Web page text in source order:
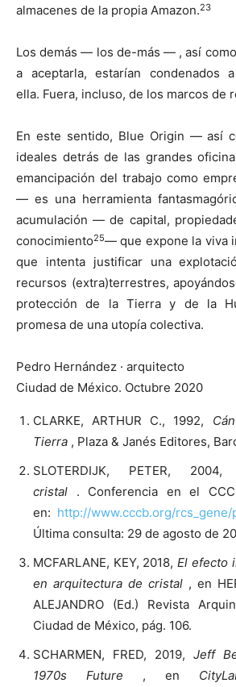
almacenes de la propia Amazon.23
Los demás — los de-más — , así
a aceptarla, estarían condenados
ella. Fuera, incluso, de los marcos de
En este sentido, Blue Origin — así
ideales detrás de las grandes
emancipación del trabajo como
— es una herramienta
acumulación — de capital,
conocimiento25— que expone la viva
que intenta justificar una
recursos (extra)terrestres,
protección de la Tierra y de la
promesa de una utopía colectiva.
Pedro Hernández · arquitecto
Ciudad de México. Octubre 2020
CLARKE, ARTHUR C., 1992,
Tierra , Plaza & Janés Editores,
SLOTERDIJK, PETER,
cristal . Conferencia en el
en: http://www.cccb.org/rcs_gene/
Última consulta: 29 de agosto de
MCFARLANE, KEY, 2018,El efecto
en arquitectura de cristal , en
ALEJANDRO (Ed.) Revista
Ciudad de México, pág. 106.
SCHARMEN, FRED, 2019, Jeff
1970s Future , en